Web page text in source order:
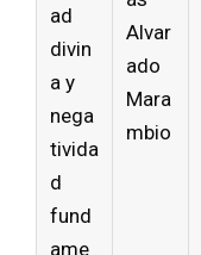
ad
divin
a y
nega
tivida
d
fund
ame
Alvar
ado
Mara
mbio